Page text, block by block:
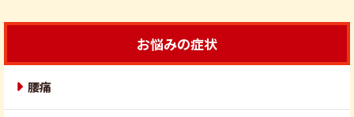
お悩みの症状
腰痛